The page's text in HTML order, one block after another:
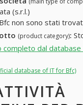
(s.r.l.)
non sono stati
(product category):
dal database
database of IT for Bfc)